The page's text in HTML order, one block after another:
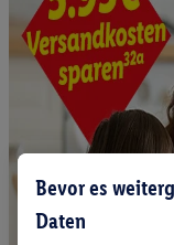
Bevor es
Daten